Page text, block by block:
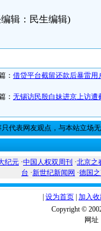
辑：民生编辑)
： 借贷平台截留还款后暴雷用
： 无锡访民殷白妹进京上访遭
只代表网友观点，与本站立场
纪元 ·中国人权双周刊 ·北京之
台 ·新世纪新闻网 ·德国
设为首页 加入
Copyright ©
网址